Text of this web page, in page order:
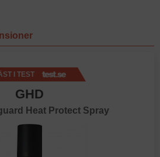
I TEST
GHD
Heat Protect Spray